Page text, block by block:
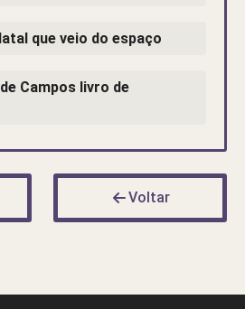
que veio do espaço
Campos livro de
Voltar